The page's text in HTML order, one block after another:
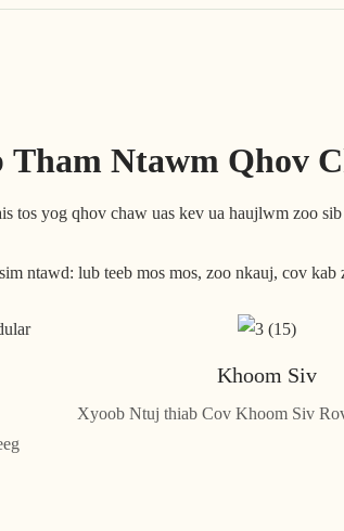
Tham Ntawm Qhov
tos yog qhov chaw uas kev ua haujlwm zoo
ntawd: lub teeb mos mos, zoo nkauj, cov
Khoom Siv
Xyoob Ntuj thiab Cov Khoom Siv